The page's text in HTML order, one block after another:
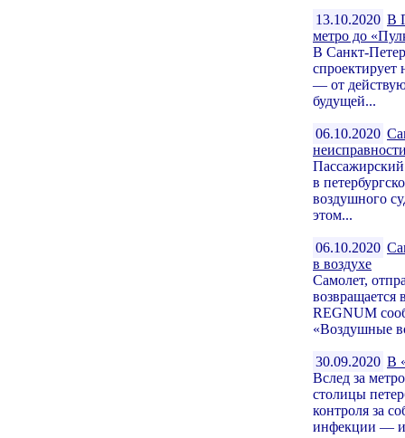
13.10.2020 В
метро до
В Санкт-
спроектирует
— от
будущей...
06.10.2020
в
воздушного
этом...
06.10.2020
в воздухе
Самолет,
REGNUM
«Воздушные
30.09.2020 В
Вслед за
столицы
контроля за
инфекции —